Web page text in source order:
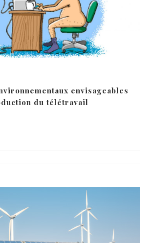
envisageables
du télétravail